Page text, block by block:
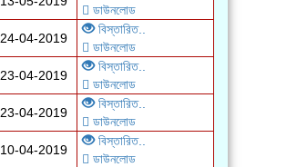
ডাউনলোড
24-04-2019
বিস্তারিত..
ডাউনলোড
23-04-2019
বিস্তারিত..
ডাউনলোড
23-04-2019
বিস্তারিত..
ডাউনলোড
10-04-2019
বিস্তারিত..
ডাউনলোড